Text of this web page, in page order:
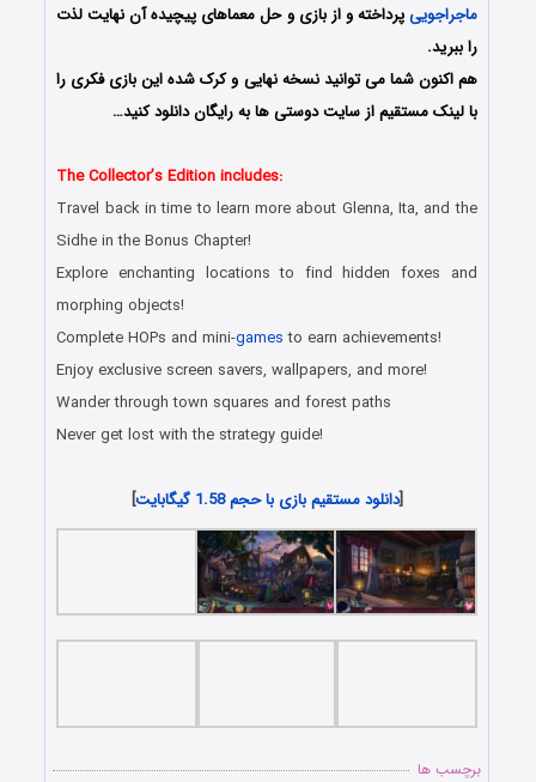
ماجراجوییپرداخته و از بازی و حل معماهای پیچیده آن نهایت لذت
را ببرید.
هم اکنون شما می توانید نسخه نهایی و کرک شده این بازی فکری را
با لینک مستقیم از سایت دوستی ها به رایگان دانلود کنید…
The Collector’s Edition includes:
Travel back in time to learn more about Glenna, Ita, and the
Sidhe in the Bonus Chapter!
Explore enchanting locations to find hidden foxes and
morphing objects!
Complete HOPs and mini-gamesto earn achievements!
Enjoy exclusive screen savers, wallpapers, and more!
Wander through town squares and forest paths
Never get lost with the strategy guide!
[دانلود مستقیم بازی با حجم 1.58 گیگابایت ]
برچسب ها